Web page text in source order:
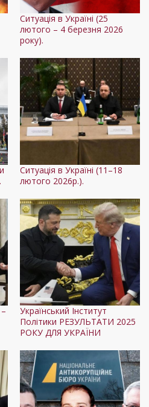
Ситуація в Україні (25
лютого – 4 березня 2026
року).
Ситуація в Україні (11–18
лютого 2026р.).
Український Інститут
Політики РЕЗУЛЬТАТИ 2025
РОКУ ДЛЯ УКРАЇНИ